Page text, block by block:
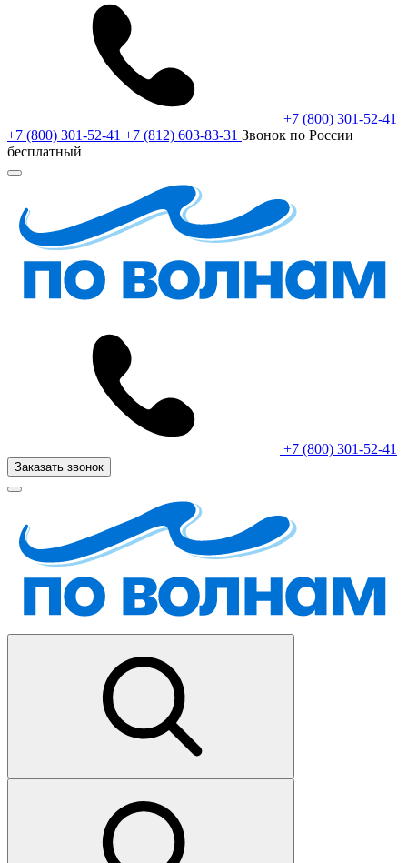
+7 (800) 301-52-41
+7 (800) 301-52-41 +7 (812) 603-83-31 Звонок по России
бесплатный
+7 (800) 301-52-41
Заказать звонок